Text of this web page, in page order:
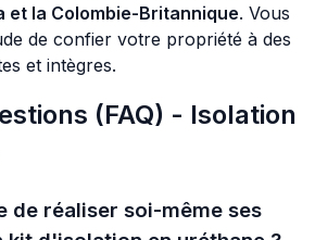
la Colombie-Britannique. Vous
de confier votre propriété à des
et intègres.
(FAQ) - Isolation
de réaliser soi-même ses